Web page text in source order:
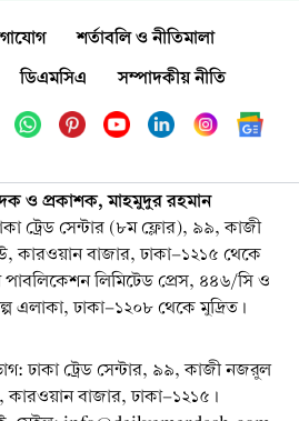
শর্তাবলি ও নীতিমালা
ডিএমসিএ সম্পাদকীয় নীতি
ও প্রকাশক, মাহমুদুর রহমান
ট্রেড সেন্টার (৮ম ফ্লোর), ৯৯, কাজী
কারওয়ান বাজার, ঢাকা-১২১৫ থেকে
লিমিটেড প্রেস, ৪৪৬/সি ও
এলাকা, ঢাকা-১২০৮ থেকে মুদ্রিত।
ঢাকা ট্রেড সেন্টার, ৯৯, কাজী নজরুল
কারওয়ান বাজার, ঢাকা-১২১৫।